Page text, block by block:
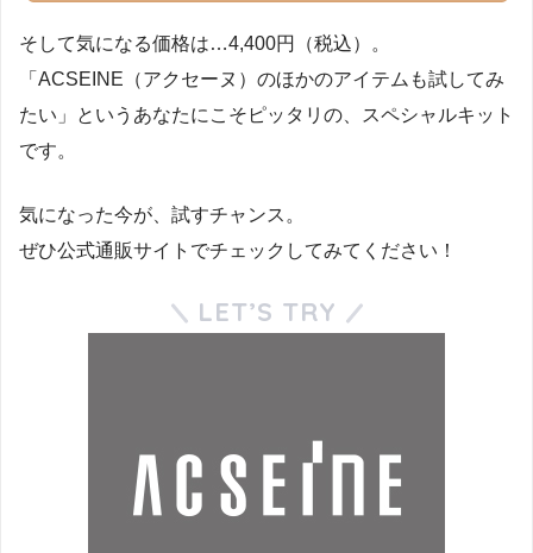
そして気になる価格は…4,400円（税込）。
「ACSEINE（アクセーヌ）のほかのアイテムも試してみ
たい」というあなたにこそピッタリの、スペシャルキット
です。
気になった今が、試すチャンス。
ぜひ公式通販サイトでチェックしてみてください！
LET’S TRY